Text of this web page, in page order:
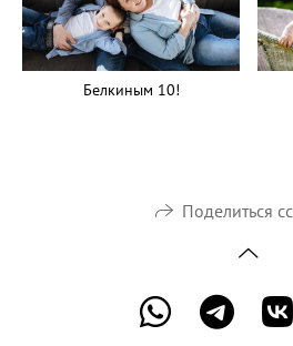
Белкиным 10!
Поделиться